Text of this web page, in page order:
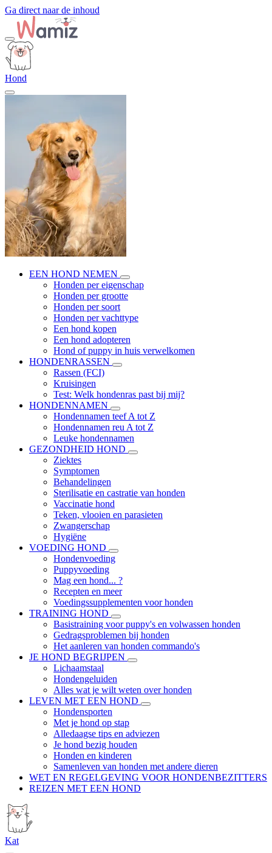
Ga direct naar de inhoud
Hond
EEN HOND NEMEN
Honden per eigenschap
Honden per grootte
Honden per soort
Honden per vachttype
Een hond kopen
Een hond adopteren
Hond of puppy in huis verwelkomen
HONDENRASSEN
Rassen (FCI)
Kruisingen
Test: Welk hondenras past bij mij?
HONDENNAMEN
Hondennamen teef A tot Z
Hondennamen reu A tot Z
Leuke hondennamen
GEZONDHEID HOND
Ziektes
Symptomen
Behandelingen
Sterilisatie en castratie van honden
Vaccinatie hond
Teken, vlooien en parasieten
Zwangerschap
Hygiëne
VOEDING HOND
Hondenvoeding
Puppyvoeding
Mag een hond... ?
Recepten en meer
Voedingssupplementen voor honden
TRAINING HOND
Basistraining voor puppy's en volwassen honden
Gedragsproblemen bij honden
Het aanleren van honden commando's
JE HOND BEGRIJPEN
Lichaamstaal
Hondengeluiden
Alles wat je wilt weten over honden
LEVEN MET EEN HOND
Hondensporten
Met je hond op stap
Alledaagse tips en adviezen
Je hond bezig houden
Honden en kinderen
Samenleven van honden met andere dieren
WET EN REGELGEVING VOOR HONDENBEZITTERS
REIZEN MET EEN HOND
Kat